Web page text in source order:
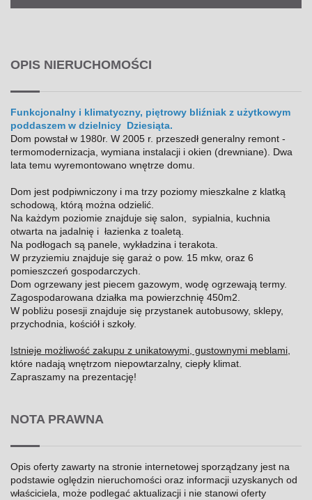
OPIS NIERUCHOMOŚCI
Funkcjonalny i klimatyczny, piętrowy bliźniak z użytkowym
poddaszem w dzielnicy Dziesiąta.
Dom powstał w 1980r. W 2005 r. przeszedł generalny remont -
termomodernizacja, wymiana instalacji i okien (drewniane). Dwa
lata temu wyremontowano wnętrze domu.
Dom jest podpiwniczony i ma trzy poziomy mieszkalne z klatką
schodową, którą można odzielić.
Na każdym poziomie znajduje się salon, sypialnia, kuchnia
otwarta na jadalnię i łazienka z toaletą.
Na podłogach są panele, wykładzina i terakota.
W przyziemiu znajduje się garaż o pow. 15 mkw, oraz 6
pomieszczeń gospodarczych.
Dom ogrzewany jest piecem gazowym, wodę ogrzewają termy.
Zagospodarowana działka ma powierzchnię 450m2.
W pobliżu posesji znajduje się przystanek autobusowy, sklepy,
przychodnia, kościół i szkoły.
Istnieje możliwość zakupu z unikatowymi, gustownymi meblami,
które nadają wnętrzom niepowtarzalny, ciepły klimat.
Zapraszamy na prezentację!
NOTA PRAWNA
Opis oferty zawarty na stronie internetowej sporządzany jest na
podstawie oględzin nieruchomości oraz informacji uzyskanych od
właściciela, może podlegać aktualizacji i nie stanowi oferty